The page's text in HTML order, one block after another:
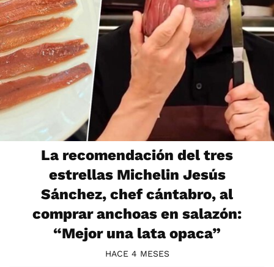
La recomendación del tres
estrellas Michelin Jesús
Sánchez, chef cántabro, al
comprar anchoas en salazón:
“Mejor una lata opaca”
HACE 4 MESES